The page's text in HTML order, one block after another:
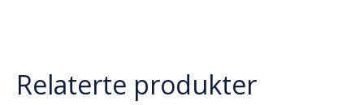
Relaterte produkter